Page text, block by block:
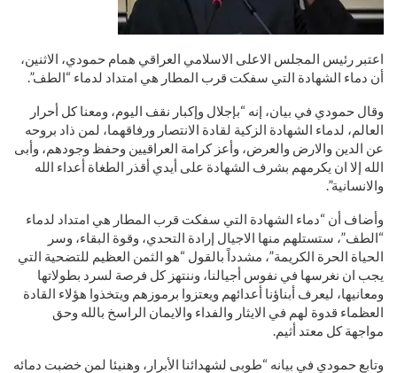
اعتبر رئيس المجلس الاعلى الاسلامي العراقي همام حمودي، الاثنين،
أن دماء الشهادة التي سفكت قرب المطار هي امتداد لدماء “الطف”.
وقال حمودي في بيان، إنه “بإجلال وإكبار نقف اليوم، ومعنا كل أحرار
العالم، لدماء الشهادة الزكية لقادة الانتصار ورفاقهما، لمن ذاد بروحه
عن الدين والارض والعرض، وأعز كرامة العراقيين وحفظ وجودهم، وأبى
الله إلا ان يكرمهم بشرف الشهادة على أيدي أقذر الطغاة أعداء الله
والانسانية”.
وأضاف أن “دماء الشهادة التي سفكت قرب المطار هي امتداد لدماء
“الطف”، ستستلهم منها الاجيال إرادة التحدي، وقوة البقاء، وسر
الحياة الحرة الكريمة”، مشدداً بالقول “هو الثمن العظيم للتضحية التي
يجب ان نغرسها في نفوس أجيالنا، وننتهز كل فرصة لسرد بطولاتها
ومعانيها، ليعرف أبناؤنا أعدائهم ويعتزوا برموزهم ويتخذوا هؤلاء القادة
العظماء قدوة لهم في الايثار والفداء والايمان الراسخ بالله وحق
مواجهة كل معتد أثيم.
وتابع حمودي في بيانه “طوبى لشهدائنا الأبرار، وهنيئا لمن خضبت دمائه